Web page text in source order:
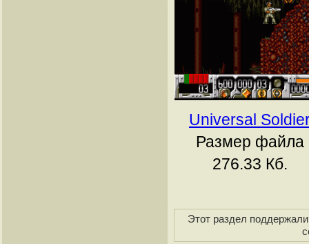
Universal
Размер файла
276.33 Кб.
Этот раздел